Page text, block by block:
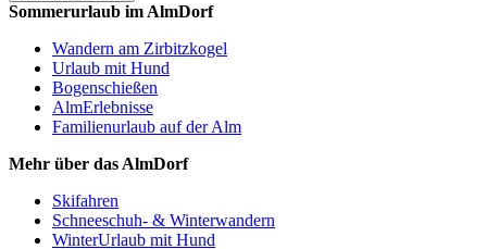
Sommerurlaub im AlmDorf
Wandern am Zirbitzkogel
Urlaub mit Hund
Bogenschießen
AlmErlebnisse
Familienurlaub auf der Alm
Mehr über das AlmDorf
Skifahren
Schneeschuh- & Winterwandern
WinterUrlaub mit Hund